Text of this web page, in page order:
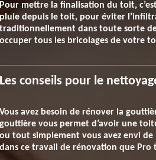
Pour mettre la finalisation du toit,
pluie depuis le toit, pour éviter
traditionnellement dans toute sorte
occuper tous les bricolages de votre
Les conseils pour le
Vous avez besoin de rénover la
gouttière vous permet d’avoir une
ou tout simplement vous avez envi de
dans ce travail de rénovation que Pro